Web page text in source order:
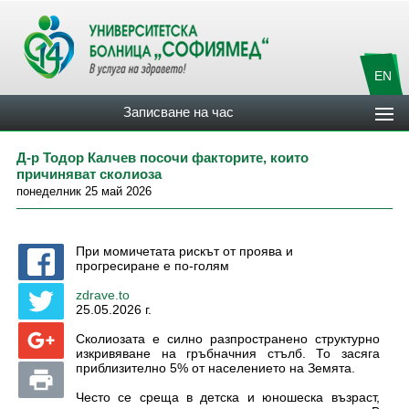
EN
Записване на час
Д-р Тодор Калчев посочи факторите, които
причиняват сколиоза
понеделник 25 май 2026
При момичетата рискът от проява и
прогресиране е по-голям
zdrave.to
25.05.2026 г.
Сколиозата е силно разпространено структурно
изкривяване на гръбначния стълб. То засяга
приблизително 5% от населението на Земята.
Често се среща в детска и юношеска възраст,